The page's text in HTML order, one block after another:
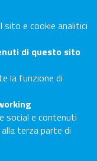
sito e cookie analitici
di questo sito
la funzione di
social e contenuti
terza parte di